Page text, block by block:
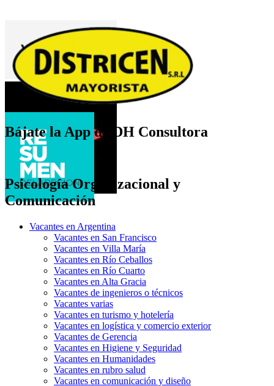
Bájate la App de DH Consultora
Psicología Organizacional y
Comunicación
Vacantes en Argentina
Vacantes en San Francisco
Vacantes en Villa María
Vacantes en Río Ceballos
Vacantes en Río Cuarto
Vacantes en Alta Gracia
Vacantes de ingenieros o técnicos
Vacantes varias
Vacantes en turismo y hotelería
Vacantes en logística y comercio exterior
Vacantes de Gerencia
Vacantes en Higiene y Seguridad
Vacantes en Humanidades
Vacantes en rubro salud
Vacantes en comunicación y diseño